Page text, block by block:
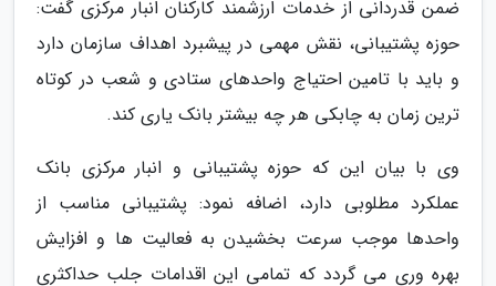
ضمن قدردانی از خدمات ارزشمند کارکنان انبار مرکزی گفت:
حوزه پشتیبانی، نقش مهمی در پیشبرد اهداف سازمان دارد
و باید با تامین احتیاج واحدهای ستادی و شعب در کوتاه
ترین زمان به چابکی هر چه بیشتر بانک یاری کند.
وی با بیان این که حوزه پشتیبانی و انبار مرکزی بانک
عملکرد مطلوبی دارد، اضافه نمود: پشتیبانی مناسب از
واحدها موجب سرعت بخشیدن به فعالیت ها و افزایش
بهره وری می گردد که تمامی این اقدامات جلب حداکثری